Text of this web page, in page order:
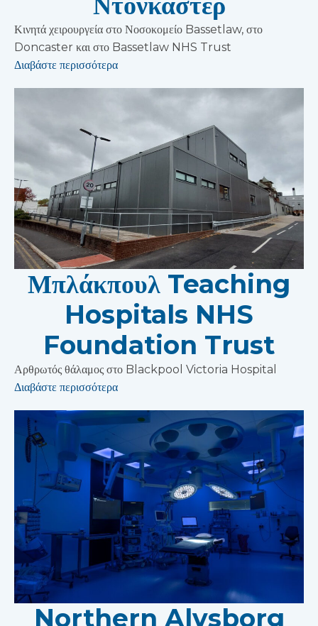
Κινητά χειρουργεία στο Νοσοκομείο Bassetlaw, στο
Doncaster και στο Bassetlaw NHS Trust
Διαβάστε περισσότερα
Μπλάκπουλ Teaching
Hospitals NHS
Foundation Trust
Αρθρωτός θάλαμος στο Blackpool Victoria Hospital
Διαβάστε περισσότερα
Northern Alvsborg